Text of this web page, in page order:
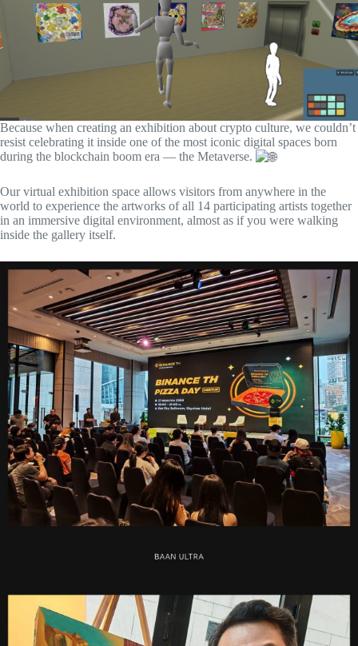
Because when creating an exhibition about crypto culture, we couldn’t
resist celebrating it inside one of the most iconic digital spaces born
during the blockchain boom era — the Metaverse.
Our virtual exhibition space allows visitors from anywhere in the
world to experience the artworks of all 14 participating artists together
in an immersive digital environment, almost as if you were walking
inside the gallery itself.